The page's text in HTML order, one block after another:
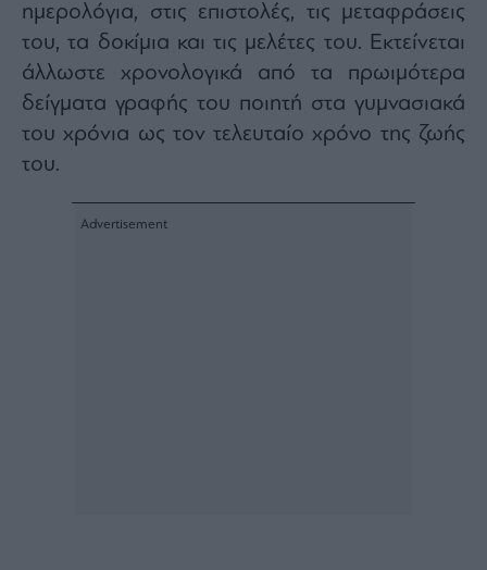
ημερολόγια, στις επιστολές, τις μεταφράσεις
του, τα δοκίμια και τις μελέτες του. Εκτείνεται
άλλωστε χρονολογικά από τα πρωιμότερα
δείγματα γραφής του ποιητή στα γυμνασιακά
του χρόνια ως τον τελευταίο χρόνο της ζωής
του.